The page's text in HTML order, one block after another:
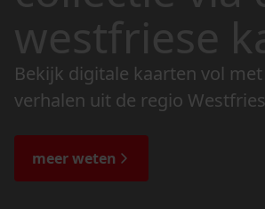
westfriese
Bekijk digitale kaarten vol
verhalen uit de regio
de bijzondere verhalen.
meer weten